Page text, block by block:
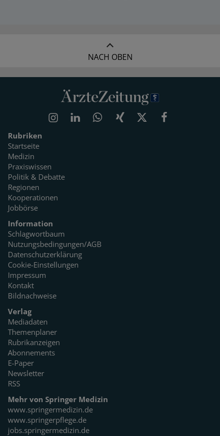
NACH OBEN
Rubriken
Startseite
Medizin
Praxiswissen
Politik & Debatte
Regionen
Kooperationen
Jobbörse
Information
Schlagwortbaum
Nutzungsbedingungen/AGB
Datenschutzerklärung
Cookie-Einstellungen
Impressum
Kontakt
Bildnachweise
Verlag
Mediadaten
Themenplaner
Rubrikanzeigen
Abonnements
E-Paper
Newsletter
RSS
Mehr von Springer Medizin
www.springermedizin.de
www.springerpflege.de
jobs.springermedizin.de